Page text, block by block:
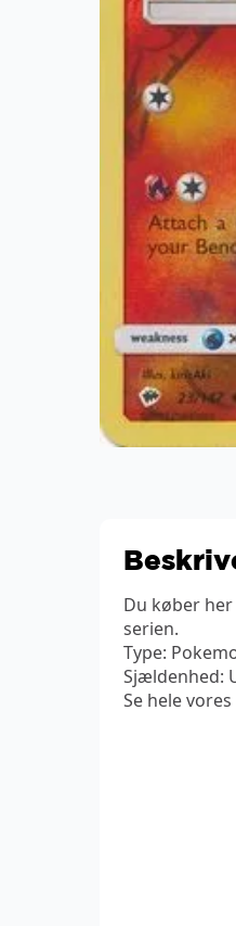
Du køber her
serien.
Type:
Sjældenhed:
Se hele